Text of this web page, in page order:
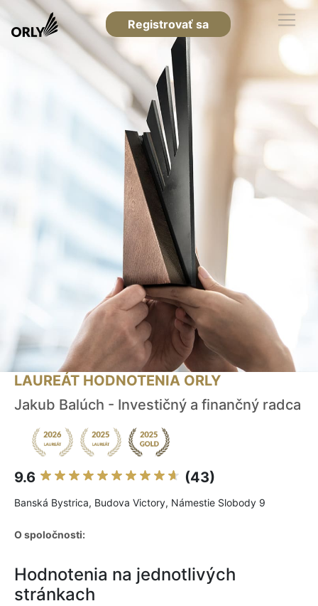
Registrovať sa
LAUREÁT HODNOTENIA ORLY
Jakub Balúch - Investičný a finančný radca
9.6 (43)
Banská Bystrica, Budova Victory, Námestie Slobody 9
O spoločnosti:
Hodnotenia na jednotlivých
stránkach